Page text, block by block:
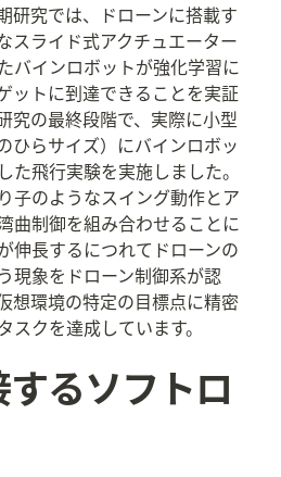
究では、ドローンに搭載す
スライド式アクチュエーター
バインロボットが強化学習に
ットに到達できることを実証
究の最終段階で、実際に小型
ひらサイズ）にバインロボッ
た飛行実験を実施しました。
子のようなスイング動作とア
曲制御を組み合わせることに
伸長するにつれてドローンの
現象をドローン制御系が認
想環境の特定の目標点に精密
クを達成しています。
るソフトロ